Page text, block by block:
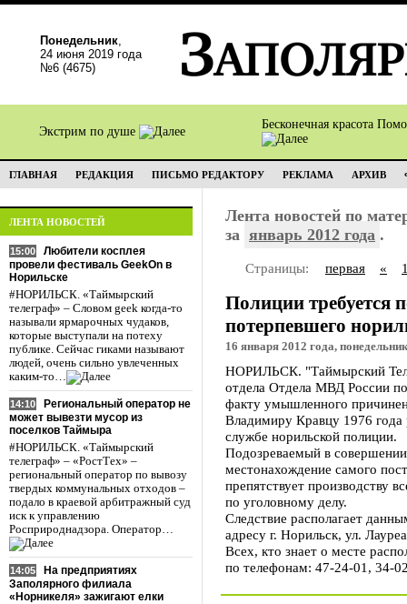
Понедельник,
24 июня 2019 года
№6 (4675)
Экстрим по душе
Бесконечная красота
ГЛАВНАЯ РЕДАКЦИЯ ПИСЬМО РЕДАКТОРУ РЕКЛАМА АРХИВ
ЛЕНТА НОВОСТЕЙ
15:00
Любители косплея
провели фестиваль GeekOn в
Норильске
#НОРИЛЬСК. «Таймырский
телеграф» – Словом geek когда-то
называли ярмарочных чудаков,
которые выступали на потеху
публике. Сейчас гиками называют
людей, очень сильно увлеченных
каким-то…
14:10
Региональный оператор не
может вывезти мусор из
поселков Таймыра
#НОРИЛЬСК. «Таймырский
телеграф» – «РостТех» –
региональный оператор по вывозу
твердых коммунальных отходов –
подало в краевой арбитражный суд
иск к управлению
Росприроднадзора. Оператор…
14:05
На предприятиях
Заполярного филиала
«Норникеля» зажигают елки
Лента новостей по
за январь 2012 года .
Страницы: первая «
Полиции требуется
потерпевшего
16 января 2012 года,
НОРИЛЬСК. "Таймырский
отдела Отдела МВД России
факту умышленного
Владимиру Кравцу 1976
службе норильской полиции.
Подозреваемый в
местонахождение самого
препятствует производству
по уголовному делу.
Следствие располагает
адресу г. Норильск, ул.
Всех, кто знает о месте
по телефонам: 47-24-01, 34-